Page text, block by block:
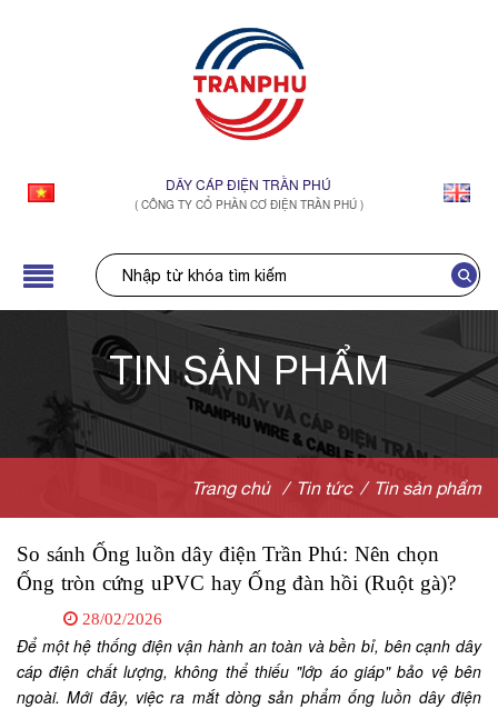
DÂY CÁP ĐIỆN TRẦN PHÚ
( CÔNG TY CỔ PHẦN CƠ ĐIỆN TRẦN PHÚ )
TIN SẢN PHẨM
Trang chủ / Tin tức / Tin sản phẩm
So sánh Ống luồn dây điện Trần Phú: Nên chọn
Ống tròn cứng uPVC hay Ống đàn hồi (Ruột gà)?
28/02/2026
Để một hệ thống điện vận hành an toàn và bền bỉ, bên cạnh dây
cáp điện chất lượng, không thể thiếu "lớp áo giáp" bảo vệ bên
ngoài. Mới đây, việc ra mắt dòng sản phẩm ống luồn dây điện